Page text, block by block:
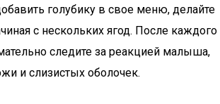
голубику в свое меню, делайте
с нескольких ягод. После каждого
следите за реакцией малыша,
и слизистых оболочек.